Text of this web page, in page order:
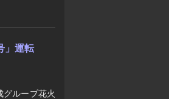
」運転
ループ花火